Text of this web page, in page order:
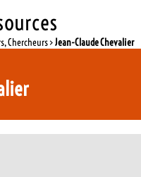
Chercheurs >Jean-Claude Chevalier